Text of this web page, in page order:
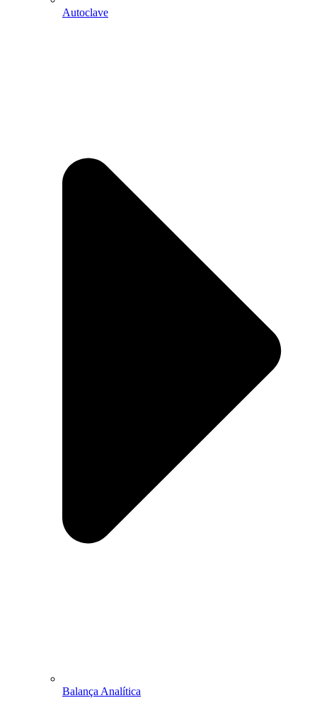
Autoclave
Balança Analítica